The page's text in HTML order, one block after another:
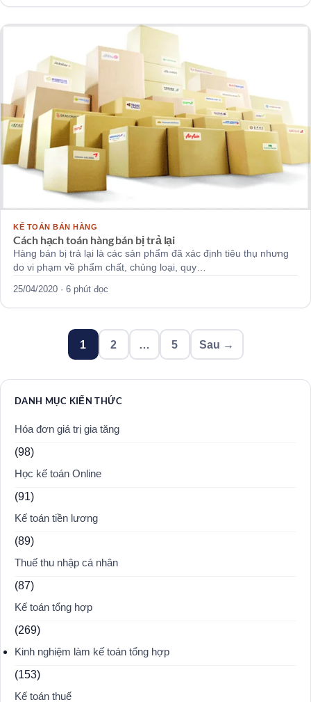
KẾ TOÁN BÁN HÀNG
Cách hạch toán hàng bán bị trả lại
Hàng bán bị trả lại là các sản phẩm đã xác định tiêu thụ nhưng
do vi phạm về phẩm chất, chủng loại, quy…
25/04/2020 · 6 phút đọc
viết
1 2 … 5 Sau →
DANH MỤC KIẾN THỨC
Hóa đơn giá trị gia tăng
(98)
Học kế toán Online
(91)
Kế toán tiền lương
(89)
Thuế thu nhập cá nhân
(87)
Kế toán tổng hợp
(269)
Kinh nghiệm làm kế toán tổng hợp
(153)
Kế toán thuế